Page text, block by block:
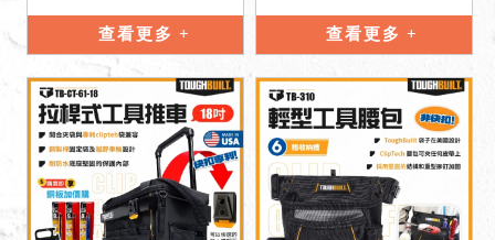
UILT 收
查看更多
組3入
查看更多